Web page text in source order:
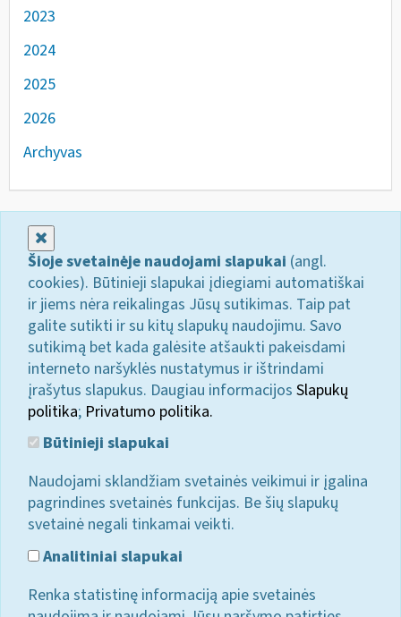
2023
2024
2025
2026
Archyvas
Šioje svetainėje naudojami slapukai (angl.
cookies). Būtinieji slapukai įdiegiami automatiškai
ir jiems nėra reikalingas Jūsų sutikimas. Taip pat
galite sutikti ir su kitų slapukų naudojimu. Savo
sutikimą bet kada galėsite atšaukti pakeisdami
interneto naršyklės nustatymus ir ištrindami
įrašytus slapukus. Daugiau informacijos Slapukų
politika; Privatumo politika.
Būtinieji slapukai
Naudojami sklandžiam svetainės veikimui ir įgalina
pagrindines svetainės funkcijas. Be šių slapukų
svetainė negali tinkamai veikti.
Analitiniai slapukai
Renka statistinę informaciją apie svetainės